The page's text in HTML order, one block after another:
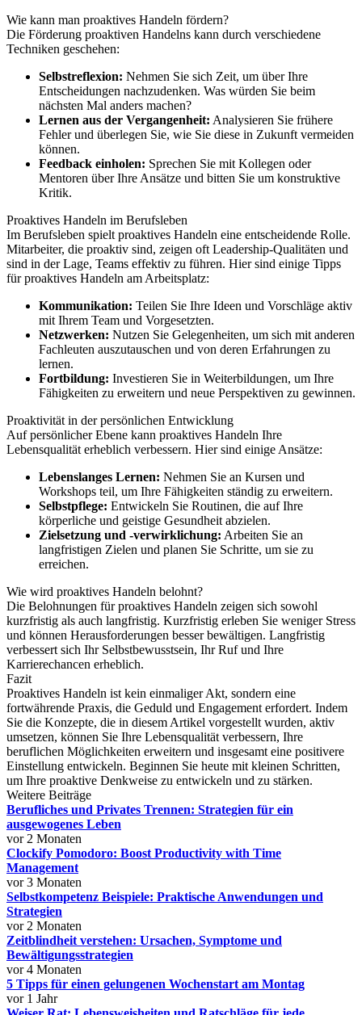
Wie kann man proaktives Handeln fördern?
Die Förderung proaktiven Handelns kann durch verschiedene
Techniken geschehen:
Selbstreflexion: Nehmen Sie sich Zeit, um über Ihre
Entscheidungen nachzudenken. Was würden Sie beim
nächsten Mal anders machen?
Lernen aus der Vergangenheit: Analysieren Sie frühere
Fehler und überlegen Sie, wie Sie diese in Zukunft vermeiden
können.
Feedback einholen: Sprechen Sie mit Kollegen oder
Mentoren über Ihre Ansätze und bitten Sie um konstruktive
Kritik.
Proaktives Handeln im Berufsleben
Im Berufsleben spielt proaktives Handeln eine entscheidende Rolle.
Mitarbeiter, die proaktiv sind, zeigen oft Leadership-Qualitäten und
sind in der Lage, Teams effektiv zu führen. Hier sind einige Tipps
für proaktives Handeln am Arbeitsplatz:
Kommunikation: Teilen Sie Ihre Ideen und Vorschläge aktiv
mit Ihrem Team und Vorgesetzten.
Netzwerken: Nutzen Sie Gelegenheiten, um sich mit anderen
Fachleuten auszutauschen und von deren Erfahrungen zu
lernen.
Fortbildung: Investieren Sie in Weiterbildungen, um Ihre
Fähigkeiten zu erweitern und neue Perspektiven zu gewinnen.
Proaktivität in der persönlichen Entwicklung
Auf persönlicher Ebene kann proaktives Handeln Ihre
Lebensqualität erheblich verbessern. Hier sind einige Ansätze:
Lebenslanges Lernen: Nehmen Sie an Kursen und
Workshops teil, um Ihre Fähigkeiten ständig zu erweitern.
Selbstpflege: Entwickeln Sie Routinen, die auf Ihre
körperliche und geistige Gesundheit abzielen.
Zielsetzung und -verwirklichung: Arbeiten Sie an
langfristigen Zielen und planen Sie Schritte, um sie zu
erreichen.
Wie wird proaktives Handeln belohnt?
Die Belohnungen für proaktives Handeln zeigen sich sowohl
kurzfristig als auch langfristig. Kurzfristig erleben Sie weniger Stress
und können Herausforderungen besser bewältigen. Langfristig
verbessert sich Ihr Selbstbewusstsein, Ihr Ruf und Ihre
Karrierechancen erheblich.
Fazit
Proaktives Handeln ist kein einmaliger Akt, sondern eine
fortwährende Praxis, die Geduld und Engagement erfordert. Indem
Sie die Konzepte, die in diesem Artikel vorgestellt wurden, aktiv
umsetzen, können Sie Ihre Lebensqualität verbessern, Ihre
beruflichen Möglichkeiten erweitern und insgesamt eine positivere
Einstellung entwickeln. Beginnen Sie heute mit kleinen Schritten,
um Ihre proaktive Denkweise zu entwickeln und zu stärken.
Weitere Beiträge
Berufliches und Privates Trennen: Strategien für ein
ausgewogenes Leben
vor 2 Monaten
Clockify Pomodoro: Boost Productivity with Time
Management
vor 3 Monaten
Selbstkompetenz Beispiele: Praktische Anwendungen und
Strategien
vor 2 Monaten
Zeitblindheit verstehen: Ursachen, Symptome und
Bewältigungsstrategien
vor 4 Monaten
5 Tipps für einen gelungenen Wochenstart am Montag
vor 1 Jahr